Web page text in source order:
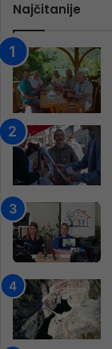
Najčitanije